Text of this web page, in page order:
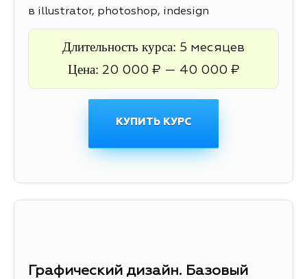
в illustrator, photoshop, indesign
Длительность курса: 5 месяцев
Цена: 20 000 ₽ — 40 000 ₽
КУПИТЬ КУРС
Графический дизайн. Базовый